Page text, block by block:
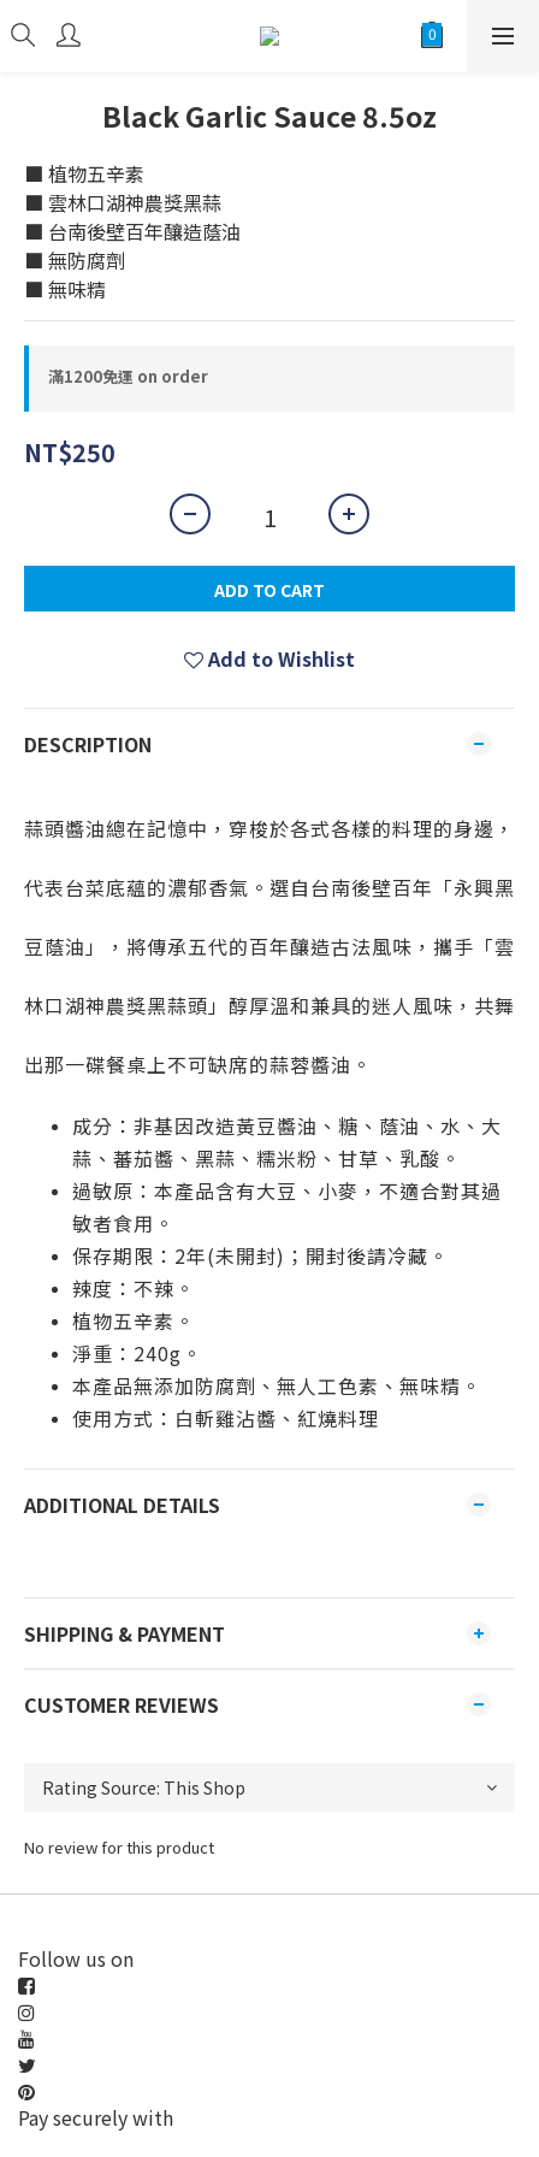
Black Garlic Sauce 8.5oz
■ 植物五辛素
■ 雲林口湖神農獎黑蒜
■ 台南後壁百年釀造蔭油
■ 無防腐劑
■ 無味精
滿1200免運 on order
NT$250
ADD TO CART
Add to Wishlist
DESCRIPTION
蒜頭醬油總在記憶中，穿梭於各式各樣的料理的身邊，
代表台菜底蘊的濃郁香氣。選自台南後壁百年「永興黑
豆蔭油」，將傳承五代的百年釀造古法風味，攜手「雲
林口湖神農獎黑蒜頭」醇厚溫和兼具的迷人風味，共舞
出那一碟餐桌上不可缺席的蒜蓉醬油。
成分：非基因改造黃豆醬油、糖、蔭油、水、大
蒜、蕃茄醬、黑蒜、糯米粉、甘草、乳酸。
過敏原：本產品含有大豆、小麥，不適合對其過
敏者食用。
保存期限：2年(未開封)；開封後請冷藏。
辣度：不辣。
植物五辛素。
淨重：240g。
本產品無添加防腐劑、無人工色素、無味精。
使用方式：白斬雞沾醬、紅燒料理
ADDITIONAL DETAILS
SHIPPING & PAYMENT
CUSTOMER REVIEWS
No review for this product
Follow us on
Pay securely with